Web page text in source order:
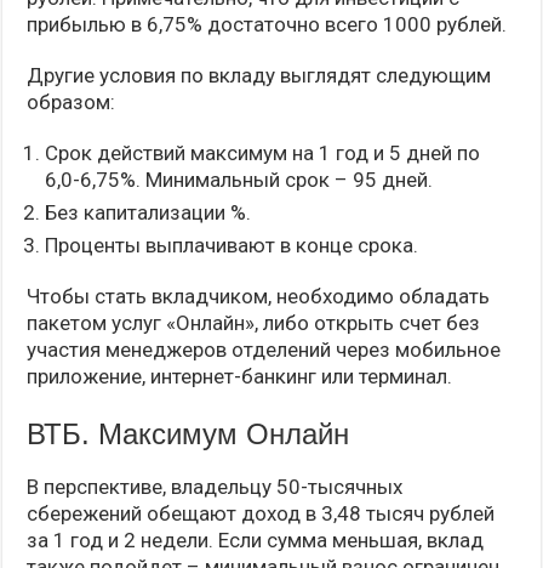
прибылью в 6,75% достаточно всего 1000 рублей.
Другие условия по вкладу выглядят следующим
образом:
Срок действий максимум на 1 год и 5 дней по
6,0-6,75%. Минимальный срок – 95 дней.
Без капитализации %.
Проценты выплачивают в конце срока.
Чтобы стать вкладчиком, необходимо обладать
пакетом услуг «Онлайн», либо открыть счет без
участия менеджеров отделений через мобильное
приложение, интернет-банкинг или терминал.
ВТБ. Максимум Онлайн
В перспективе, владельцу 50-тысячных
сбережений обещают доход в 3,48 тысяч рублей
за 1 год и 2 недели. Если сумма меньшая, вклад